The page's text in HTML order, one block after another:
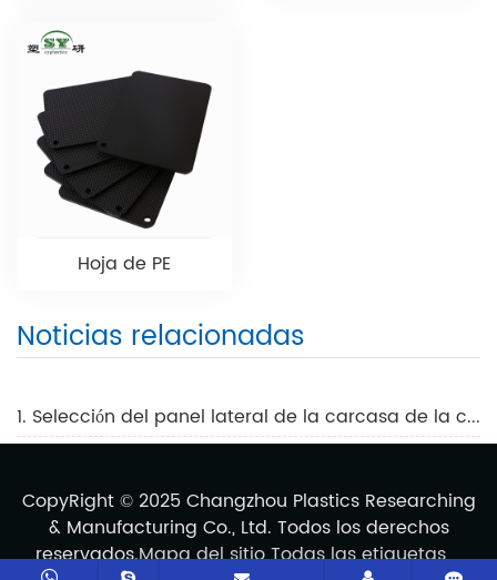
Hoja de PE
Noticias relacionadas
1. Selección del panel lateral de la carcasa de la computadora Lámina de acrílico fundido o vidrio templado
CopyRight © 2025 Changzhou Plastics Researching
& Manufacturing Co., Ltd. Todos los derechos
reservados.Mapa del sitioTodas las etiquetas